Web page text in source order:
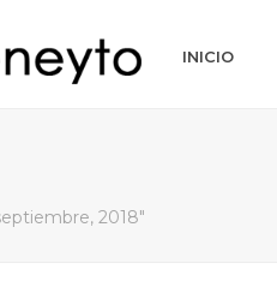
INICIO
2018"